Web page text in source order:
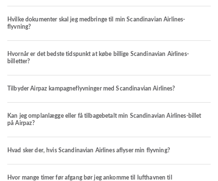
Hvilke dokumenter skal jeg medbringe til min Scandinavian Airlines-
flyvning?
Hvornår er det bedste tidspunkt at købe billige Scandinavian Airlines-
billetter?
Tilbyder Airpaz kampagneflyvninger med Scandinavian Airlines?
Kan jeg omplanlægge eller få tilbagebetalt min Scandinavian Airlines-billet
på Airpaz?
Hvad sker der, hvis Scandinavian Airlines aflyser min flyvning?
Hvor mange timer før afgang bør jeg ankomme til lufthavnen til